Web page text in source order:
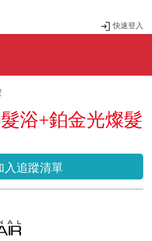
快速登入
浴+鉑金光燦髮
入追蹤清單